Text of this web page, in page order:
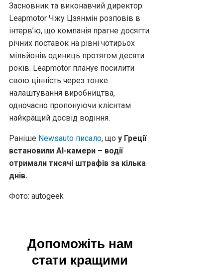
Засновник та виконавчий директор
Leapmotor Чжу Цзянмін розповів в
інтерв’ю, що компанія прагне досягти
річних поставок на рівні чотирьох
мільйонів одиниць протягом десяти
років. Leapmotor планує посилити
свою цінність через тонке
налаштування виробництва,
одночасно пропонуючи клієнтам
найкращий досвід водіння.
Раніше Newsauto писало, що у Греції
встановили AI-камери – водії
отримали тисячі штрафів за кілька
днів.
Фото: autogeek
Допоможіть нам
стати кращими